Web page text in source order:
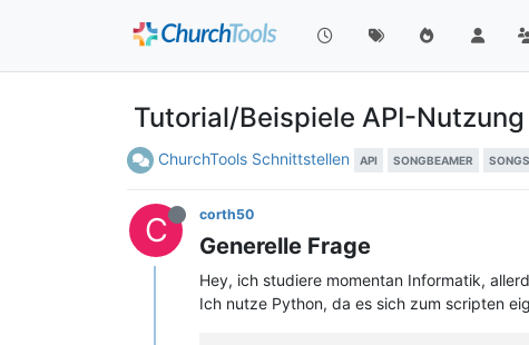
Tutorial/Beispiele API-Nutzung
ChurchTools Schnittstellen API SONGBEAMER
C corth50
Generelle Frage
Hey, ich studiere momentan Informatik,
Ich nutze Python, da es sich zum scripten